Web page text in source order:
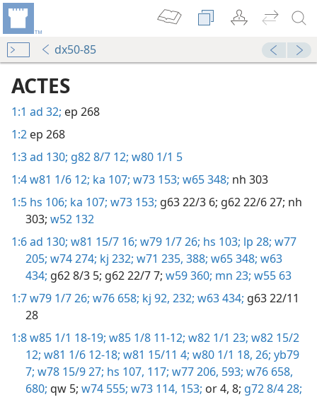
dx50-85
ACTES
1:1 ad 32; ep 268
1:2 ep 268
1:3ad 130; g82 8/7 12; w80 1/1 5
1:4w81 1/6 12; ka 107; w73 153; w65 348; nh 303
1:5 hs 106; ka 107; w73 153; g63 22/3 6; g62 22/6 27; nh
303; w52 132
1:6ad 130; w81 15/7 16; w79 1/7 26; hs 103; lp 28; w77
205; w74 274; kj 232; w71 235, 388; w65 348; w63
434; g62 8/3 5; g62 22/7 7; w59 360; mn 23; w55 63
1:7w79 1/7 26; w76 658; kj 92, 232; w63 434; g63 22/11
28
1:8w85 1/1 18-19; w85 1/8 11-12; w82 1/1 23; w82 15/2
12; w81 1/6 12-18; w81 15/11 4; w80 1/1 18, 26; yb79
7; w78 15/9 27; hs 107, 117; w77 206, 593; w76 658,
680; qw 5; w74 555; w73 114, 153; or 4, 8; g72 8/4 28;